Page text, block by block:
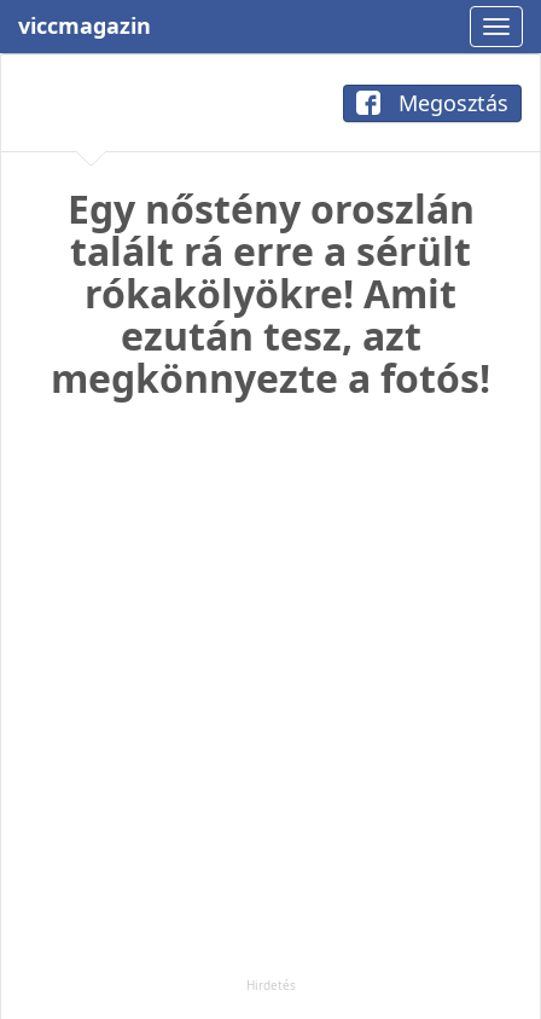
viccmagazin
Megosztás
Egy nőstény oroszlán
talált rá erre a sérült
rókakölyökre! Amit
ezután tesz, azt
megkönnyezte a fotós!